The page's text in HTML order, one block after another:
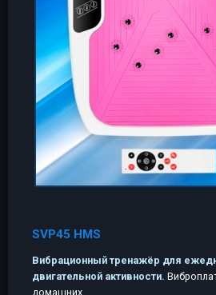
SVP45 HMS
Вибрационный тренажёр для
двигательной активности.
домашних...